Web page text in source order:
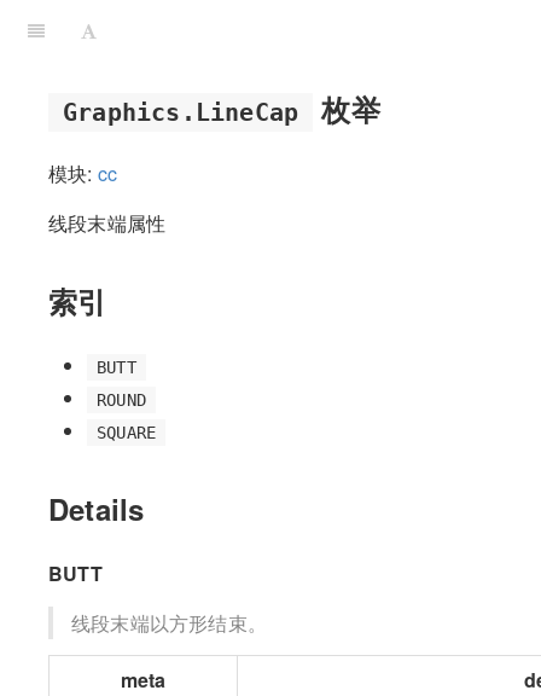
Graphics.LineCap 枚举
模块: cc
线段末端属性
索引
BUTT
ROUND
SQUARE
Details
BUTT
线段末端以方形结束。
meta